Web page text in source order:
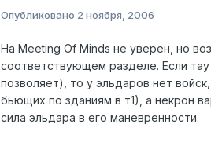
Опубликовано 2 ноября, 2006
На Meeting Of Minds не уверен, но
соответствующем разделе. Если
позволяет), то у эльдаров нет
бьющих по зданиям в т1), а некрон
сила эльдара в его маневренности.